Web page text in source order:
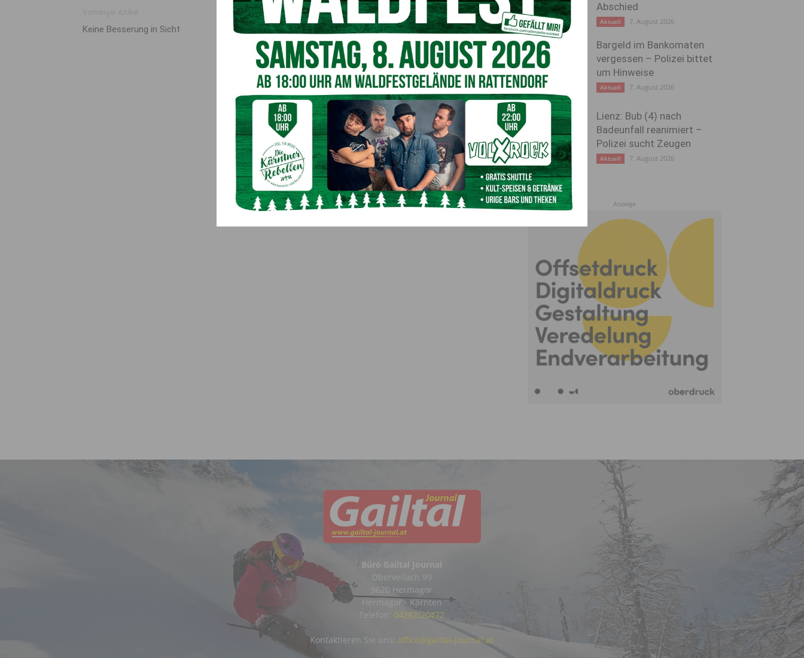
Keine Besserung in Sicht
Nächster Artikel
Wulfeniamarkt ABGESAGT!
Abschied
Aktuell 7. August 2026
Bargeld im Bankomaten
vergessen – Polizei bittet
um Hinweise
Aktuell 7. August 2026
Lienz: Bub (4) nach
Badeunfall reanimiert –
Polizei sucht Zeugen
Aktuell 7. August 2026
Anzeige
Büro Gailtal Journal
Obervellach 99
9620 Hermagor
Hermagor - Kärnten
Telefon: 04282/20472
Kontaktieren Sie uns: office@gailtal-journal.at